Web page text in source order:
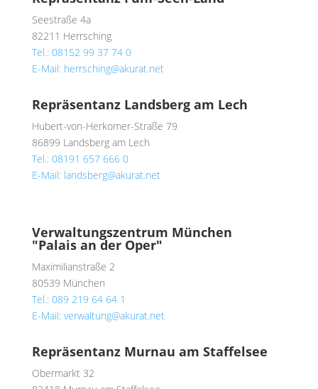
Seestraße 4a
82211 Herrsching
Tel.: 08152 99 37 74 0
E-Mail: herrsching@akurat.net
Repräsentanz Landsberg am Lech
Hubert-von-Herkomer-Straße 79
86899 Landsberg am Lech
Tel.: 08191 657 666 0
E-Mail: landsberg@akurat.net
Verwaltungszentrum München
"Palais an der Oper"
Maximilianstraße 2
80539 München
Tel.: 089 219 64 64 1
E-Mail: verwaltung@akurat.net
Repräsentanz Murnau am Staffelsee
Obermarkt 32